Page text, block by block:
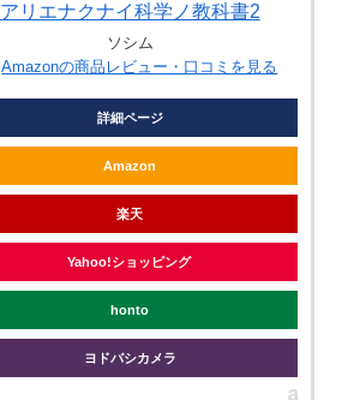
アリエナクナイ科学ノ教科書2
ソシム
Amazonの商品レビュー・口コミを見る
詳細ページ
Amazon
楽天
Yahoo!ショッピング
honto
ヨドバシカメラ